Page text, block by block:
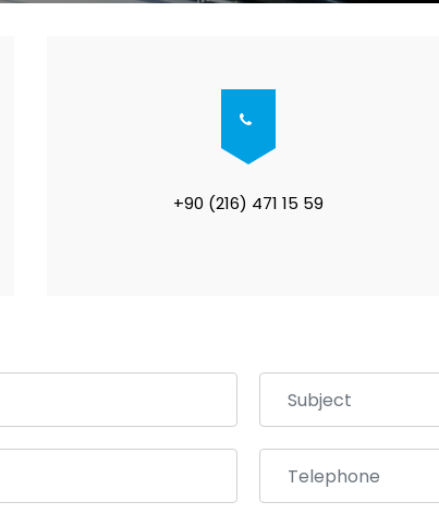
+90 (216) 471 15 59